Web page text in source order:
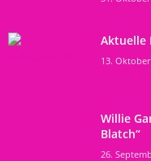
Aktuelle
13. Oktober
Willie
Blatch“
26.